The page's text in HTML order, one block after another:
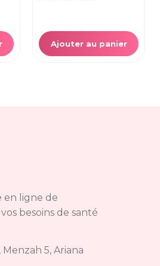
Ajouter au panier
en ligne de
besoins de santé
5, Ariana